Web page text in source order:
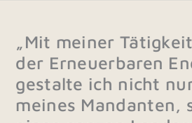
„Mit meiner
der Erneuerbaren
gestalte ich nicht
meines Mandanten,